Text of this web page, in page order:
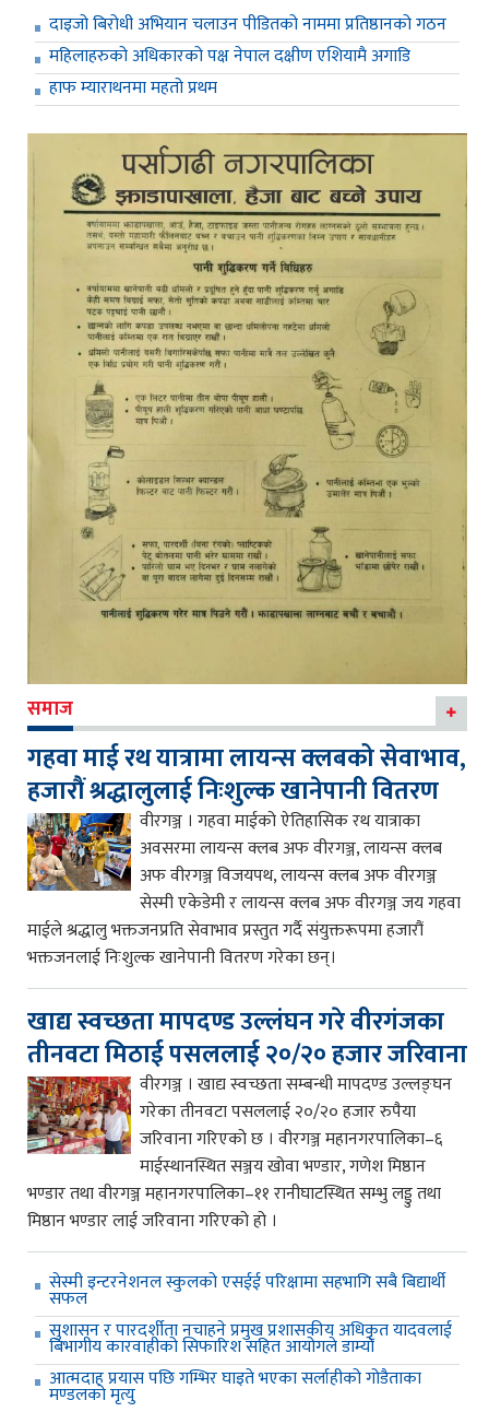
दाइजो बिरोधी अभियान चलाउन पीडितको नाममा प्रतिष्ठानको गठन
महिलाहरुको अधिकारको पक्ष नेपाल दक्षीण एशियामै अगाडि
हाफ म्याराथनमा महतो प्रथम
समाज
गहवा माई रथ यात्रामा लायन्स क्लबको सेवाभाव,
हजारौं श्रद्धालुलाई निःशुल्क खानेपानी वितरण
वीरगञ्ज । गहवा माईको ऐतिहासिक रथ यात्राका
अवसरमा लायन्स क्लब अफ वीरगञ्ज, लायन्स क्लब
अफ वीरगञ्ज विजयपथ, लायन्स क्लब अफ वीरगञ्ज
सेस्मी एकेडेमी र लायन्स क्लब अफ वीरगञ्ज जय गहवा
माईले श्रद्धालु भक्तजनप्रति सेवाभाव प्रस्तुत गर्दै संयुक्तरूपमा हजारौं
भक्तजनलाई निःशुल्क खानेपानी वितरण गरेका छन्।
खाद्य स्वच्छता मापदण्ड उल्लंघन गरे वीरगंजका
तीनवटा मिठाई पसललाई २०/२० हजार जरिवाना
वीरगञ्ज । खाद्य स्वच्छता सम्बन्धी मापदण्ड उल्लङ्घन
गरेका तीनवटा पसललाई २०/२० हजार रुपैया
जरिवाना गरिएको छ । वीरगञ्ज महानगरपालिका–६
माईस्थानस्थित सञ्जय खोवा भण्डार, गणेश मिष्ठान
भण्डार तथा वीरगञ्ज महानगरपालिका–११ रानीघाटस्थित सम्भु लड्डु तथा
मिष्ठान भण्डार लाई जरिवाना गरिएको हो ।
सेस्मी इन्टरनेशनल स्कुलको एसईई परिक्षामा सहभागि सबै बिद्यार्थी
सफल
सुशासन र पारदर्शीता नचाहने प्रमुख प्रशासकीय अधिकृत यादवलाई
बिभागीय कारवाहीको सिफारिश सहित आयोगले डाम्यो
आत्मदाह प्रयास पछि गम्भिर घाइते भएका सर्लाहीको गोडैताका
मण्डलको मृत्यु